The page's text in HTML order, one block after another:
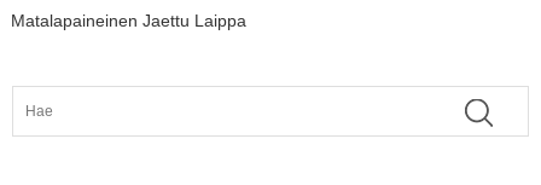
Matalapaineinen Jaettu Laippa